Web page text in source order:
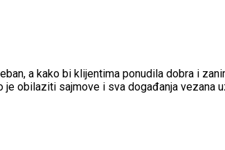
a kako bi klijentima ponudila dobra i
obilaziti sajmove i sva događanja vezana